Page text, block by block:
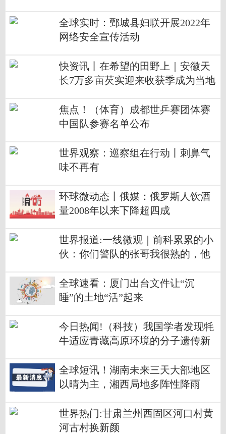
全球实时：鄄城县妇联开展2022年
网络安全宣传活动
快资讯丨在希望的田野上｜安徽天
长7万多亩芡实迎来收获季成为当地
焦点！（体育）成都世乒赛团体赛
中国队参赛名单公布
世界观察：巡察组在行动丨刺鼻气
味不再有
环球微动态丨俄媒：俄罗斯人饮酒
量2008年以来下降超四成
世界报道:一线微观｜前科累累的小
伙：你们警队的张哥我很熟的，他
全球速看：厦门出台文件让“沉
睡”的土地“活”起来
今日热闻!（科技）我国学者发现牦
牛适应青藏高原环境的分子遗传新
全球短讯！湖南未来三天大部地区
以晴为主，湘西局地多阵性降雨
世界热门:甘肃兰州西固区河口村黄
河古村换新颜